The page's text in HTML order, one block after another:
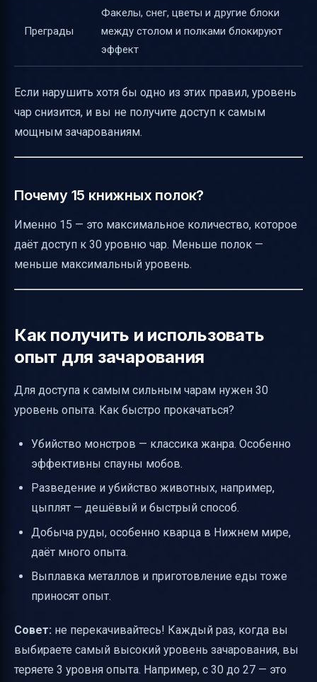
Преграды
Факелы, снег, цветы и другие блоки
между столом и полками блокируют
эффект
Если нарушить хотя бы одно из этих правил, уровень
чар снизится, и вы не получите доступ к самым
мощным зачарованиям.
Почему 15 книжных полок?
Именно 15 — это максимальное количество, которое
даёт доступ к 30 уровню чар. Меньше полок —
меньше максимальный уровень.
Как получить и использовать
опыт для зачарования
Для доступа к самым сильным чарам нужен 30
уровень опыта. Как быстро прокачаться?
Убийство монстров — классика жанра. Особенно
эффективны спауны мобов.
Разведение и убийство животных, например,
цыплят — дешёвый и быстрый способ.
Добыча руды, особенно кварца в Нижнем мире,
даёт много опыта.
Выплавка металлов и приготовление еды тоже
приносят опыт.
Совет: не перекачивайтесь! Каждый раз, когда вы
выбираете самый высокий уровень зачарования, вы
теряете 3 уровня опыта. Например, с 30 до 27 — это